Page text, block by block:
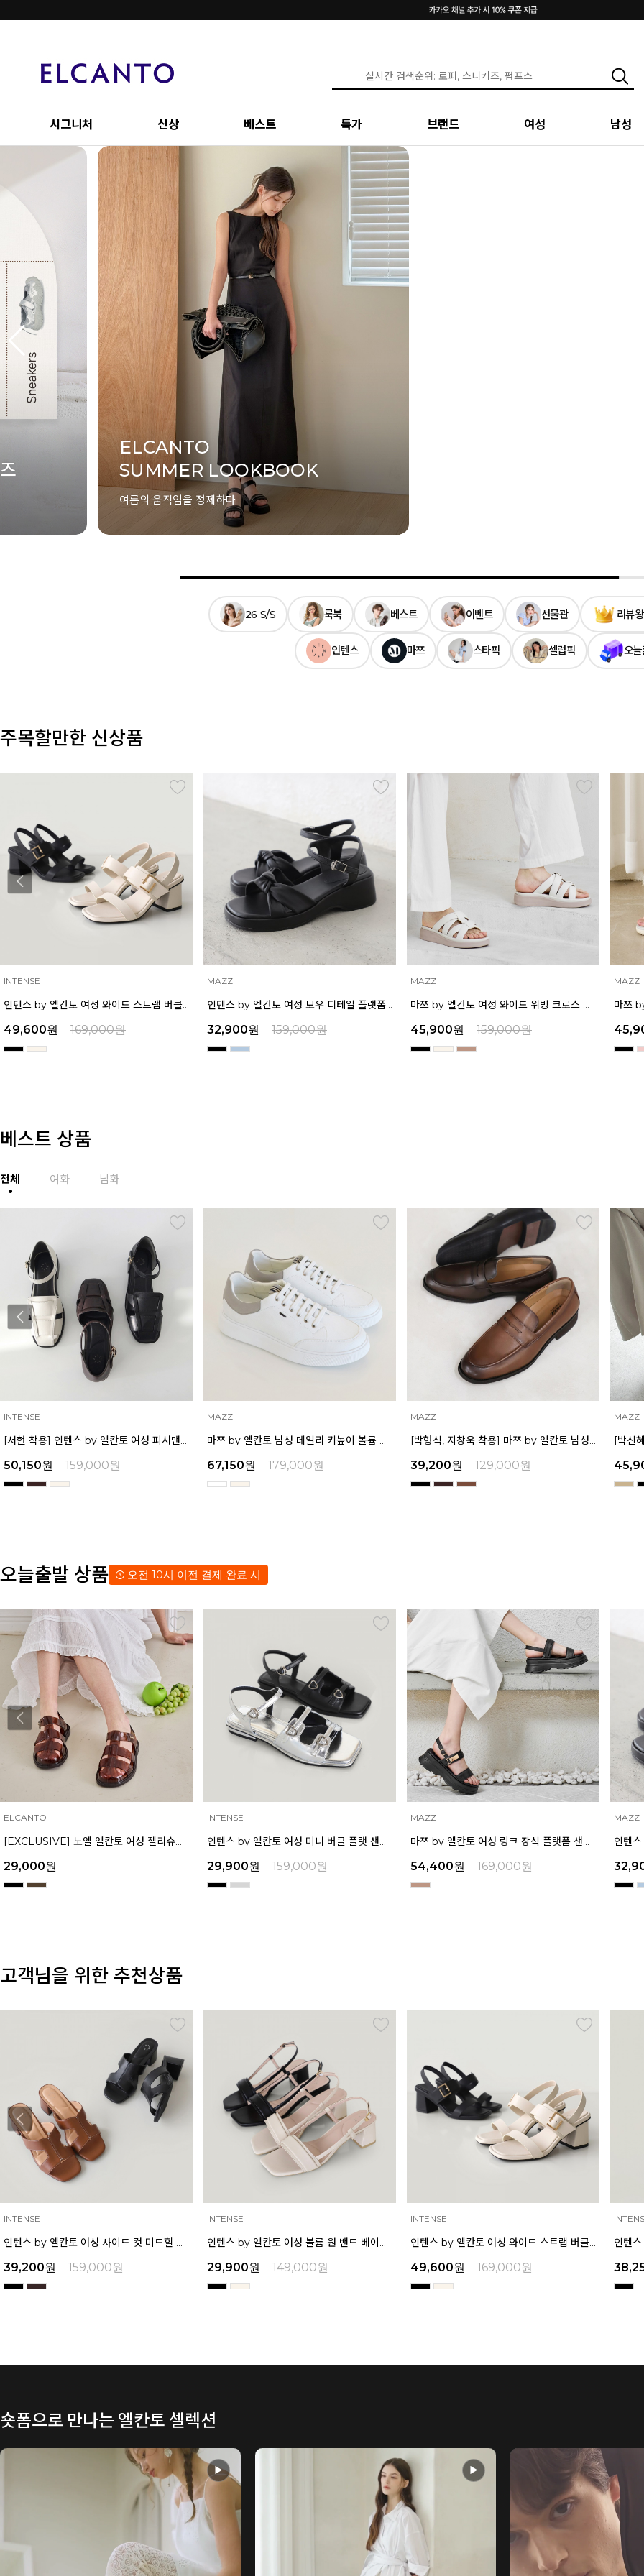
시그니처 신상 베스트 특가 브랜드 여성 남성
ELCANTO
SUMMER LOOKBOOK
여름의 움직임을 정제하다
INTENSE & MAZZ
SUMMER LOOKBOOK
26 S/S 룩북 베스트 이벤트 선물관 리뷰
인텐스 마쯔 스타픽 셀럽픽 오
주목할만한 신상품
INTENSE
인텐스 by 엘칸토 여성 와이드 스트랩 버클 포인트 샌들 6cm LCWW17I626
49,600원 169,000원
MAZZ
인텐스 by 엘칸토 여성 보우 디테일 플랫폼 샌들 5cm LCWW45I626
32,900원 159,000원
MAZZ
마쯔 by 엘칸토 여성 와이드 위빙 크로스 컴포트 뮬 3.5cm LCWW62M626
45,900원 159,000원
MAZZ
베스트 상품
전체 여화 남화
INTENSE
[서현 착용] 인텐스 by 엘칸토 여성 피셔맨 오픈슈즈 2.5cm LCWO85I513
50,150원 159,000원
MAZZ
마쯔 by 엘칸토 남성 데일리 키높이 볼륨 컵솔 스니커즈 3.5cm LCMS60M613
67,150원 179,000원
MAZZ
[박형식, 지창욱 착용] 마쯔 by 엘칸토 남성 페니 로퍼 3.5cm LCMD82I111
39,200원 129,000원
MAZZ
오늘출발 상품 오전 10시 이전 결제 완료 시
ELCANTO
[EXCLUSIVE] 노엘 엘칸토 여성 젤리슈즈 2.3cm LCWW01U626
29,000원
INTENSE
인텐스 by 엘칸토 여성 미니 버클 플랫 샌들 1.5cm LCWW04I626
29,900원 159,000원
MAZZ
마쯔 by 엘칸토 여성 링크 장식 플랫폼 샌들 6cm LCWW50M626
54,400원 169,000원
MAZZ
고객님을 위한 추천상품
INTENSE
인텐스 by 엘칸토 여성 사이드 컷 미드힐 뮬 5cm LCWW03I626
39,200원 159,000원
INTENSE
인텐스 by 엘칸토 여성 볼륨 원 밴드 베이직 샌들 5cm LCWW02I626
29,900원 149,000원
INTENSE
인텐스 by 엘칸토 여성 와이드 스트랩 버클 포인트 샌들 6cm LCWW17I626
49,600원 169,000원
숏폼으로 만나는 엘칸토 셀렉션
▶ ▶